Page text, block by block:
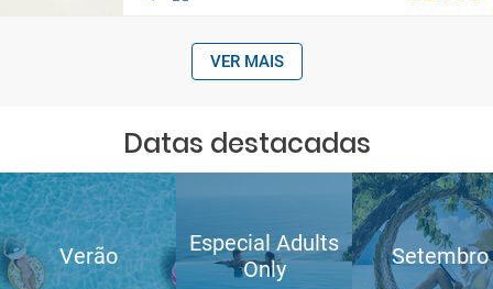
VER MAIS
Datas destacadas
Verão
Especial Adults
Only
Setembro